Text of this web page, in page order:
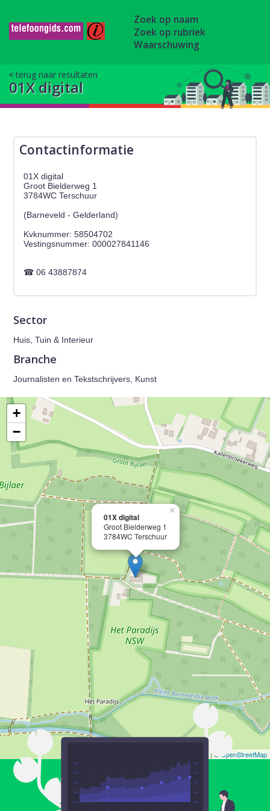
Zoek op naam
Zoek op rubriek
Waarschuwing
terug naar resultaten
01X digital
Contactinformatie
01X digital
Groot Bielderweg 1
3784WC Terschuur
(Barneveld - Gelderland)
Kvknummer: 58504702
06 43887874
Sector
Huis, Tuin & Interieur
Branche
Journalisten en Tekstschrijvers, Kunst
01X digital
Groot Bielderweg 1
3784WC Terschuur
×
+
−
| © OpenStreetMap